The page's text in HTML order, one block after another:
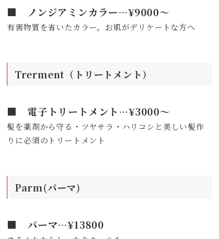
■ ノンジアミンカラー…¥9000～
有害物質を省いたカラー。お肌がデリケートな方へ
Trerment（トリートメント）
■ 電子トリートメント…¥3000～
髪を薬剤から守る・ツヤサラ・ハリコシと美しい髪作
りに必須のトリートメント
Parm(パーマ)
■ パーマ…¥13800